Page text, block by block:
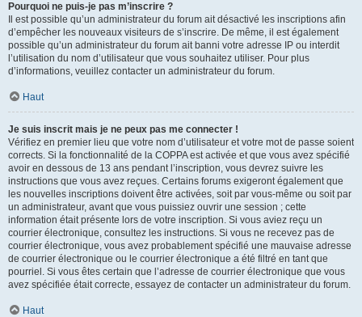
Pourquoi ne puis-je pas m’inscrire ?
Il est possible qu’un administrateur du forum ait désactivé les inscriptions afin
d’empêcher les nouveaux visiteurs de s’inscrire. De même, il est également
possible qu’un administrateur du forum ait banni votre adresse IP ou interdit
l’utilisation du nom d’utilisateur que vous souhaitez utiliser. Pour plus
d’informations, veuillez contacter un administrateur du forum.
Haut
Je suis inscrit mais je ne peux pas me connecter !
Vérifiez en premier lieu que votre nom d’utilisateur et votre mot de passe soient
corrects. Si la fonctionnalité de la COPPA est activée et que vous avez spécifié
avoir en dessous de 13 ans pendant l’inscription, vous devrez suivre les
instructions que vous avez reçues. Certains forums exigeront également que
les nouvelles inscriptions doivent être activées, soit par vous-même ou soit par
un administrateur, avant que vous puissiez ouvrir une session ; cette
information était présente lors de votre inscription. Si vous aviez reçu un
courrier électronique, consultez les instructions. Si vous ne recevez pas de
courrier électronique, vous avez probablement spécifié une mauvaise adresse
de courrier électronique ou le courrier électronique a été filtré en tant que
pourriel. Si vous êtes certain que l’adresse de courrier électronique que vous
avez spécifiée était correcte, essayez de contacter un administrateur du forum.
Haut